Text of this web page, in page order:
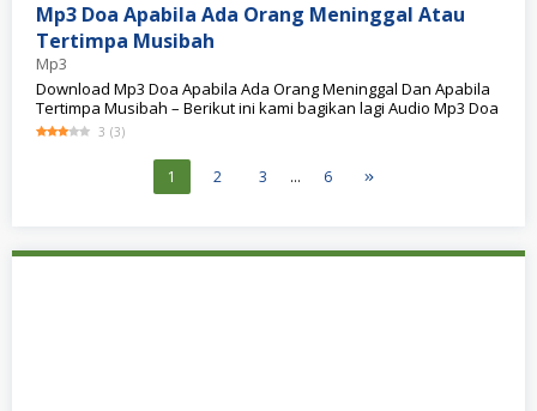
Mp3 Doa Apabila Ada Orang Meninggal Atau
Tertimpa Musibah
Mp3
Download Mp3 Doa Apabila Ada Orang Meninggal Dan Apabila
Tertimpa Musibah – Berikut ini kami bagikan lagi Audio Mp3 Doa
3 (3)
1 2 3 … 6